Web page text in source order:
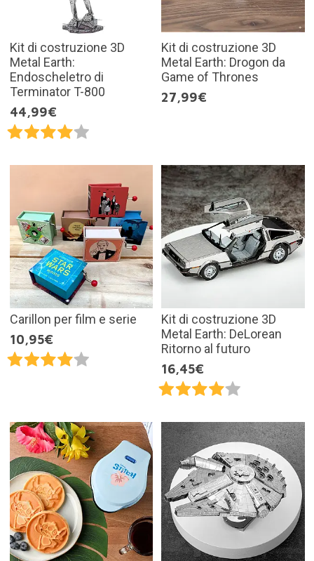
Kit di costruzione 3D
Metal Earth:
Endoscheletro di
Terminator T-800
44,99€
Kit di costruzione 3D
Metal Earth: Drogon da
Game of Thrones
27,99€
Carillon per film e serie
10,95€
Kit di costruzione 3D
Metal Earth: DeLorean
Ritorno al futuro
16,45€